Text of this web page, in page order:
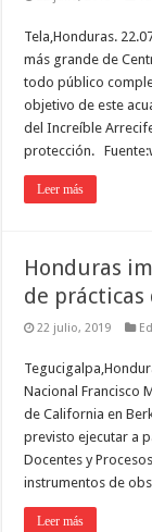
Tela,Honduras.
más grande de
todo público
objetivo de este
del Increíble
protección.
Leer más
Honduras
de prácticas
22 julio, 2019
Nacional Francisco
de California en
previsto ejecutar a
Docentes y
instrumentos de
Leer más